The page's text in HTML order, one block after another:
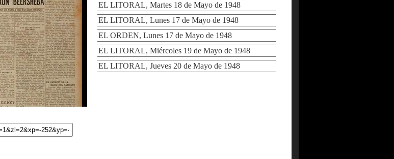
EL LITORAL, Martes 18 de Mayo de 1948
EL LITORAL, Lunes 17 de Mayo de 1948
EL ORDEN, Lunes 17 de Mayo de 1948
EL LITORAL, Miércoles 19 de Mayo de 1948
EL LITORAL, Jueves 20 de Mayo de 1948